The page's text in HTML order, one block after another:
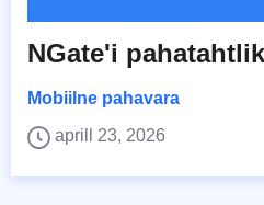
NGate'i
Mobiilne pahavara
aprill 23, 2026